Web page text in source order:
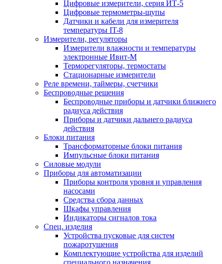
Цифровые измерители, серия ИТ-5
Цифровые термометры-щупы
Датчики и кабели для измерителя
температуры IT-8
Измерители, регуляторы
Измерители влажности и температуры
электронные Ивит-М
Терморегуляторы, термостаты
Стационарные измерители
Реле времени, таймеры, счетчики
Беспроводные решения
Беспроводные приборы и датчики ближнего
радиуса действия
Приборы и датчики дальнего радиуса
действия
Блоки питания
Трансформаторные блоки питания
Импульсные блоки питания
Силовые модули
Приборы для автоматизации
Приборы контроля уровня и управления
насосами
Средства сбора данных
Шкафы управления
Индикаторы сигналов тока
Спец. изделия
Устройства пусковые для систем
пожаротушения
Комплектующие устройства для изделий
специального назначения